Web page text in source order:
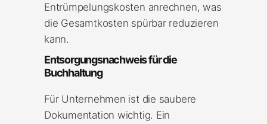
Entrümpelungskosten anrechnen, was
die Gesamtkosten spürbar reduzieren
kann.
Entsorgungsnachweis für die
Buchhaltung
Für Unternehmen ist die saubere
Dokumentation wichtig. Ein